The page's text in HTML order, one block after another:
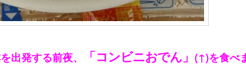
出発する前夜、 「コンビニおでん」 (↑)を食べ